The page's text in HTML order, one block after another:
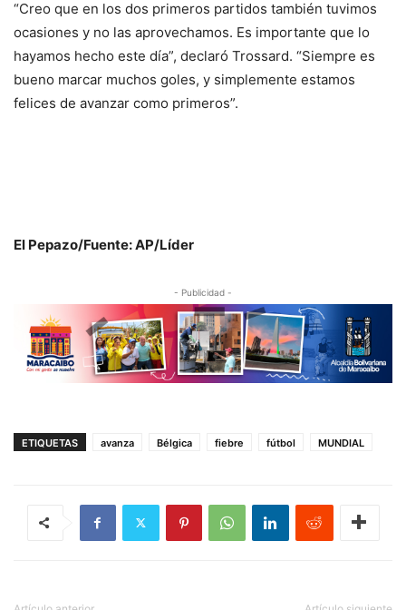
“Creo que en los dos primeros partidos también tuvimos
ocasiones y no las aprovechamos. Es importante que lo
hayamos hecho este día”, declaró Trossard. “Siempre es
bueno marcar muchos goles, y simplemente estamos
felices de avanzar como primeros”.
El Pepazo/Fuente: AP/Líder
- Publicidad -
ETIQUETAS avanza Bélgica fiebre fútbol MUNDIAL